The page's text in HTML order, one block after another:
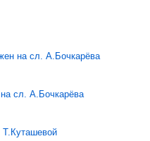
на сл. А.Бочкарёва
сл. А.Бочкарёва